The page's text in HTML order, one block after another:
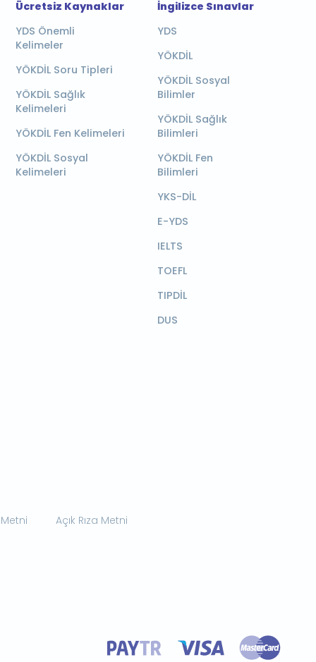
Ücretsiz Kaynaklar
YDS Önemli
Kelimeler
YÖKDİL Soru Tipleri
YÖKDİL Sağlık
Kelimeleri
YÖKDİL Fen Kelimeleri
YÖKDİL Sosyal
Kelimeleri
İngilizce Sınavlar
YDS
YÖKDİL
YÖKDİL Sosyal
Bilimler
YÖKDİL Sağlık
Bilimleri
YÖKDİL Fen
Bilimleri
YKS-DİL
E-YDS
IELTS
TOEFL
TIPDİL
DUS
Açık Rıza Metni